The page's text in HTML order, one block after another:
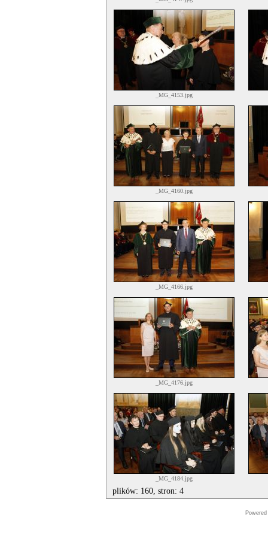
_MG_4153.jpg
_MG_4160.jpg
_MG_4166.jpg
_MG_4176.jpg
_MG_4184.jpg
plików: 160, stron: 4